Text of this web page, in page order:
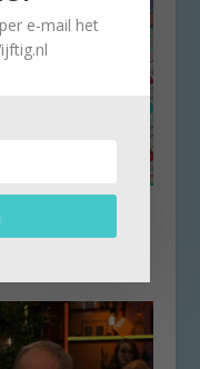
gedrag in
e-mail het